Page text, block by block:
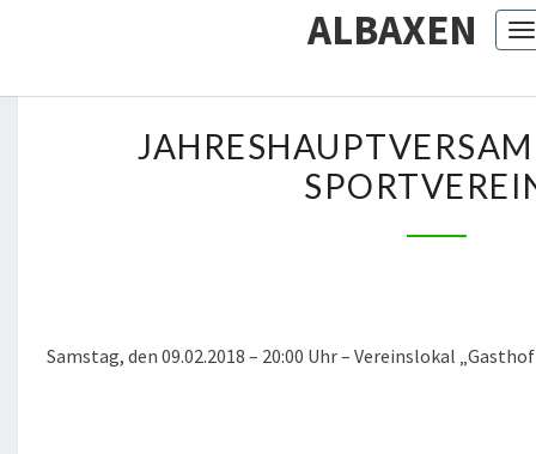
ALBAXEN
A
H
Samstag, den 09.02.2018 – 20:00 Uhr – Vereinslokal